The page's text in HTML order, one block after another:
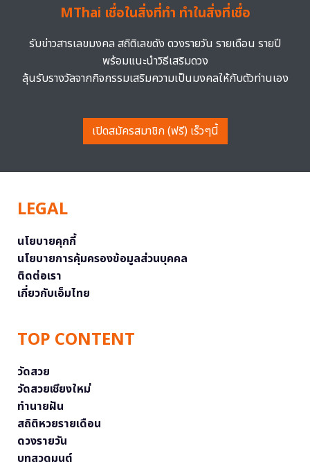
MThai เชื่อในสิ่งที่ทำ ทำในสิ่งที่เชื่อ
รับข่าวสารเลขมงคล สถิติเลขดัง ดวงรายวัน รายเดือน รายปี
พร้อมแนะนำวิธีเสริมดวง
ลุ้นรับรางวัลจากกิจกรรมเสริมความเป็นมงคลให้กับตัวท่านเอง
เปิดสมัครสมาชิก (ฟรี) เร็วๆนี้
LEGAL
นโยบายคุกกี้
นโยบายการคุ้มครองข้อมูลส่วนบุคคล
ติดต่อเรา
เกี่ยวกับเอ็มไทย
TOP CONTENT
วัดสวย
วัดสวยเชียงใหม่
ทำนายฝัน
สถิติหวยรายเดือน
ดวงรายวัน